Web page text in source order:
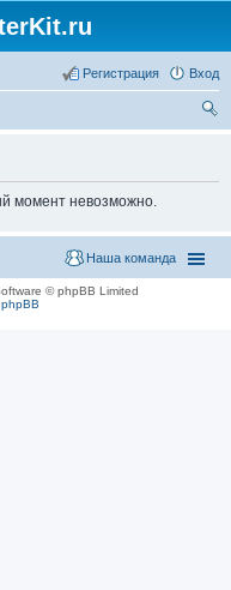
Вход
Регистрация
момент невозможно.
Наша команда
© phpBB Limited